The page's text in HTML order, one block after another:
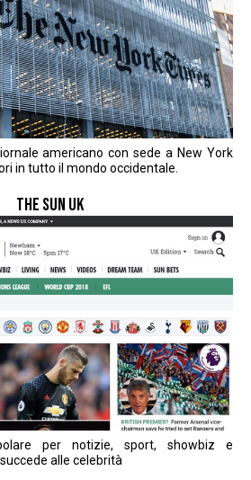
americano con sede a New York
in tutto il mondo occidentale.
THE SUN UK
per notizie, sport, showbiz e
alle celebrità